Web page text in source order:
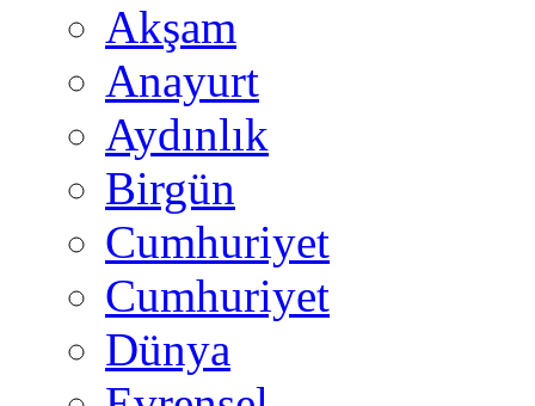
Akşam
Anayurt
Aydınlık
Birgün
Cumhuriyet
Cumhuriyet
Dünya